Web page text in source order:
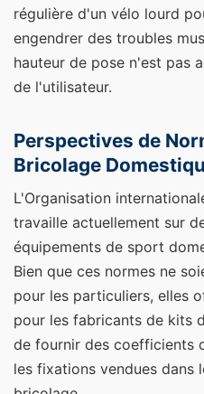
régulière d'un vélo lourd
engendrer des troubles
hauteur de pose n'est pas
de l'utilisateur.
Perspectives de
Bricolage
L'Organisation
travaille actuellement sur
équipements de sport
Bien que ces normes ne
pour les particuliers, elles
pour les fabricants de kits
de fournir des coefficients
les fixations vendues dans